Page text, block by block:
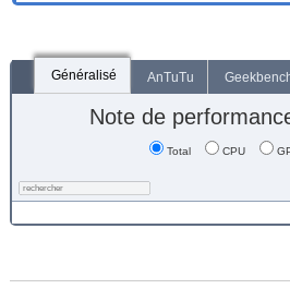
Généralisé AnTuTu
Note de
Total CPU